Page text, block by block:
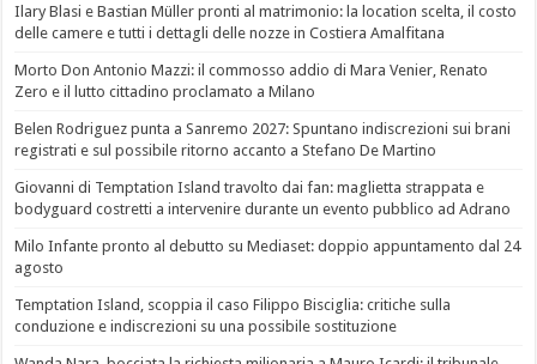
Ilary Blasi e Bastian Müller pronti al matrimonio: la location scelta, il costo
delle camere e tutti i dettagli delle nozze in Costiera Amalfitana
Morto Don Antonio Mazzi: il commosso addio di Mara Venier, Renato
Zero e il lutto cittadino proclamato a Milano
Belen Rodriguez punta a Sanremo 2027: Spuntano indiscrezioni sui brani
registrati e sul possibile ritorno accanto a Stefano De Martino
Giovanni di Temptation Island travolto dai fan: maglietta strappata e
bodyguard costretti a intervenire durante un evento pubblico ad Adrano
Milo Infante pronto al debutto su Mediaset: doppio appuntamento dal 24
agosto
Temptation Island, scoppia il caso Filippo Bisciglia: critiche sulla
conduzione e indiscrezioni su una possibile sostituzione